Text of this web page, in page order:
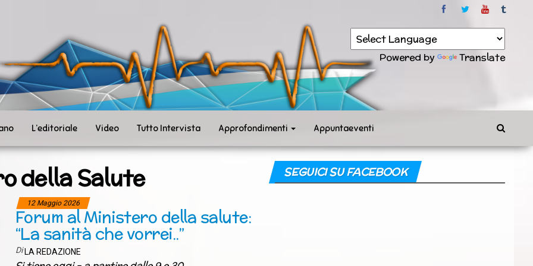
Powered by Translate
L’editoriale Video Tutto Intervista Approfondimenti Appuntaeventi
della Salute
12 Maggio 2026
Forum al Ministero della salute:
“La sanità che vorrei..”
Di LA REDAZIONE
SEGUICI SU FACEBOOK